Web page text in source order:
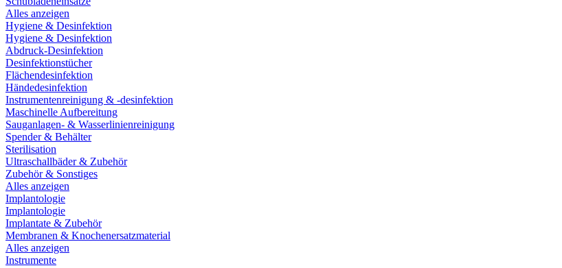
Alles anzeigen
Hygiene & Desinfektion
Hygiene & Desinfektion
Abdruck-Desinfektion
Desinfektionstücher
Flächendesinfektion
Händedesinfektion
Instrumentenreinigung & -desinfektion
Maschinelle Aufbereitung
Sauganlagen- & Wasserlinienreinigung
Spender & Behälter
Sterilisation
Ultraschallbäder & Zubehör
Zubehör & Sonstiges
Alles anzeigen
Implantologie
Implantologie
Implantate & Zubehör
Membranen & Knochenersatzmaterial
Alles anzeigen
Instrumente